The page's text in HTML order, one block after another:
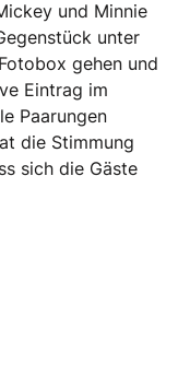
und Minnie
unter
gehen und
Eintrag im
Paarungen
die Stimmung
sich die Gäste